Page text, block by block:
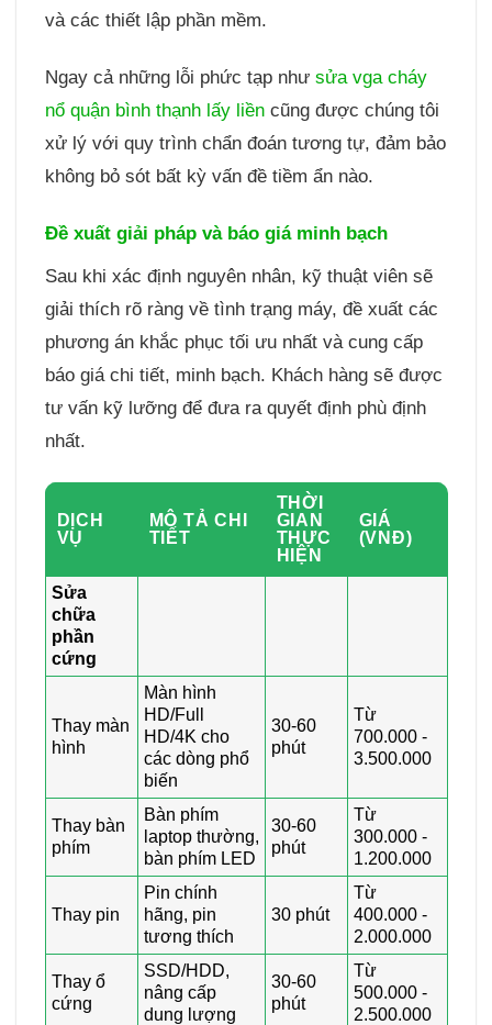
và các thiết lập phần mềm.
Ngay cả những lỗi phức tạp như sửa vga cháy
nổ quận bình thạnh lấy liềncũng được chúng tôi
xử lý với quy trình chẩn đoán tương tự, đảm bảo
không bỏ sót bất kỳ vấn đề tiềm ẩn nào.
Đề xuất giải pháp và báo giá minh bạch
Sau khi xác định nguyên nhân, kỹ thuật viên sẽ
giải thích rõ ràng về tình trạng máy, đề xuất các
phương án khắc phục tối ưu nhất và cung cấp
báo giá chi tiết, minh bạch. Khách hàng sẽ được
tư vấn kỹ lưỡng để đưa ra quyết định phù định
nhất.
DỊCH
VỤ
MÔ TẢ CHI
TIẾT
THỜI
GIAN
THỰC
HIỆN
GIÁ
(VNĐ)
Sửa
chữa
phần
cứng
Thay màn
hình
Màn hình
HD/Full
HD/4K cho
các dòng phổ
biến
30-60
phút
Từ
700.000 -
3.500.000
Thay bàn
phím
Bàn phím
laptop thường,
bàn phím LED
30-60
phút
Từ
300.000 -
1.200.000
Thay pin
Pin chính
hãng, pin
tương thích
30 phút
Từ
400.000 -
2.000.000
Thay ổ
cứng
SSD/HDD,
nâng cấp
dung lượng
30-60
phút
Từ
500.000 -
2.500.000